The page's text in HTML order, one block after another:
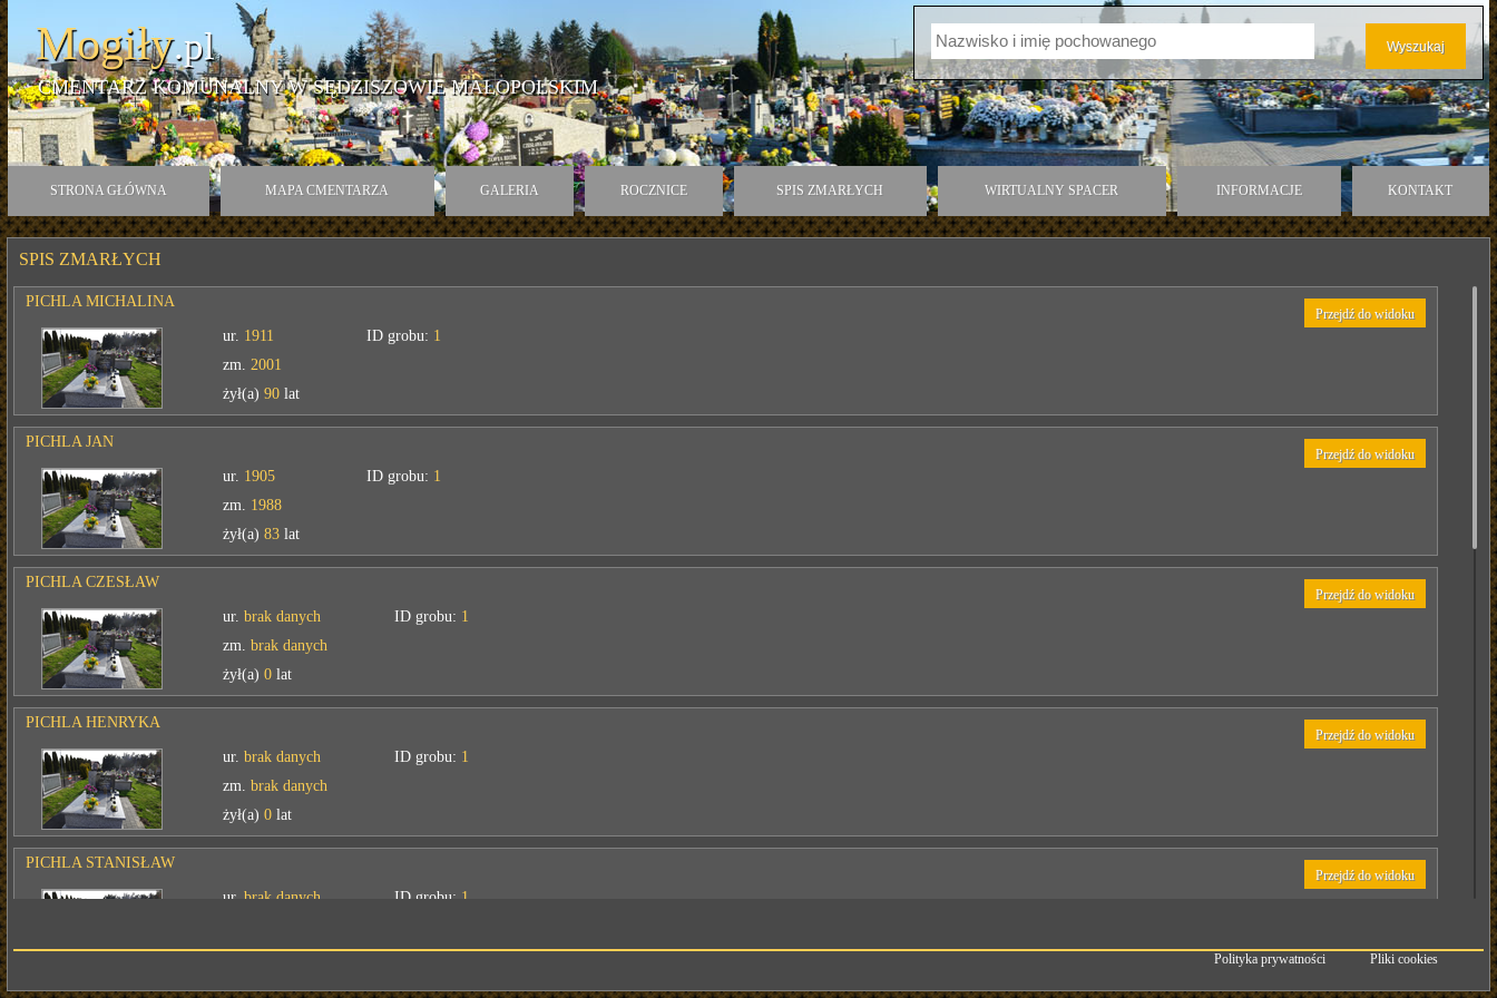
Mogiły.pl
CMENTARZ KOMUNALNY W SĘDZISZOWIE MAŁOPOLSKIM
STRONA GŁÓWNA MAPA CMENTARZA GALERIA ROCZNICE SPIS ZMARŁYCH WIRTUALNY SPACER INFORMACJE KONTAKT
SPIS ZMARŁYCH
PICHLA MICHALINA
Przejdź do widoku
ur. 1911
zm. 2001
żył(a) 90lat
ID grobu: 1
PICHLA JAN
Przejdź do widoku
ur. 1905
zm. 1988
żył(a) 83lat
ID grobu: 1
PICHLA CZESŁAW
Przejdź do widoku
ur. brak danych
zm. brak danych
żył(a) 0lat
ID grobu: 1
PICHLA HENRYKA
Przejdź do widoku
ur. brak danych
zm. brak danych
żył(a) 0lat
ID grobu: 1
PICHLA STANISŁAW
Przejdź do widoku
ur. brak danych
żył(a)0lat
ID grobu: 1
Polityka prywatności Pliki cookies